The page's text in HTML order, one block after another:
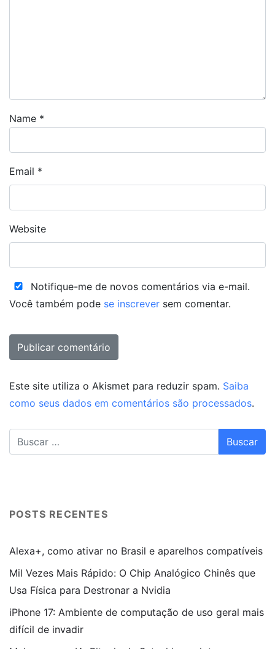
Name *
Email *
Website
Notifique-me de novos comentários via e-mail.
Você também pode se inscrever sem comentar.
Este site utiliza o Akismet para reduzir spam. Saiba
como seus dados em comentários são processados.
POSTS RECENTES
Alexa+, como ativar no Brasil e aparelhos compatíveis
Mil Vezes Mais Rápido: O Chip Analógico Chinês que
Usa Física para Destronar a Nvidia
iPhone 17: Ambiente de computação de uso geral mais
difícil de invadir